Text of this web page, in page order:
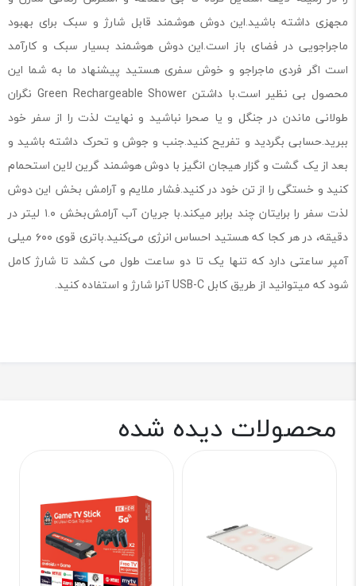
مجهزی داشته باشید.این دوش هوشمند قابل شارژ و سبک برای بهبود
ماجراجویی در فضای باز است.این دوش هوشمند بسیار سبک و کارآمد
است اگر فردی ماجراجو و خوش سفری هستید پیشنهاد ما به شما این
محصول بی نظیر است.با داشتن Green Rechargeable Shower نگران
طولانی ماندن در جنگل و یا صحرا نباشید و نهایت لذت را از سفر خود
ببرید.حسابی بگردید و تفریح کنید.جنب و جوش و تحرک داشته باشید و
بعد از یک گشت و گزار هیجان انگیز با دوش هوشمند گرین لاین استحمام
کنید و خستگی را از تن خود در کنید.فشار ملایم و آرامش بخش این دوش
لذت سفر را برایتان چند برابر میکند.با جریان آب آرامش‌بخش ۱.۰ لیتر در
دقیقه، در هر کجا که هستید احساس انرژی می‌کنید.باتری قوی ۶۰۰ میلی
آمپر ساعتی دارد که تنها یک تا دو ساعت طول می کشد تا شارژ کامل
شود که میتوانید از طریق کابل USB-C آنرا شارژ و استفاده کنید.
محصولات دیده شده